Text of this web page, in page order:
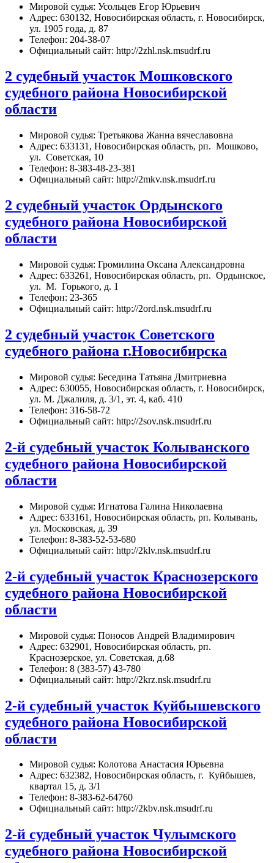
Мировой судья: Усольцев Егор Юрьевич
Адрес: 630132, Новосибирская область, г. Новосибирск,
ул. 1905 года, д. 87
Телефон: 204-38-07
Официальный сайт: http://2zhl.nsk.msudrf.ru
2 судебный участок Мошковского
судебного района Новосибирской
области
Мировой судья: Третьякова Жанна вячеславовна
Адрес: 633131, Новосибирская область, рп. Мошково,
ул. Советская, 10
Телефон: 8-383-48-23-381
Официальный сайт: http://2mkv.nsk.msudrf.ru
2 судебный участок Ордынского
судебного района Новосибирской
области
Мировой судья: Громилина Оксана Александровна
Адрес: 633261, Новосибирская область, рп. Ордынское,
ул. М. Горького, д. 1
Телефон: 23-365
Официальный сайт: http://2ord.nsk.msudrf.ru
2 судебный участок Советского
судебного района г.Новосибирска
Мировой судья: Беседина Татьяна Дмитриевна
Адрес: 630055, Новосибирская область, г. Новосибирск,
ул. М. Джалиля, д. 3/1, эт. 4, каб. 410
Телефон: 316-58-72
Официальный сайт: http://2sov.nsk.msudrf.ru
2-й судебный участок Колыванского
судебного района Новосибирской
области
Мировой судья: Игнатова Галина Николаевна
Адрес: 633161, Новосибирская область, рп. Колывань,
ул. Московская, д. 39
Телефон: 8-383-52-53-680
Официальный сайт: http://2klv.nsk.msudrf.ru
2-й судебный участок Краснозерского
судебного района Новосибирской
области
Мировой судья: Поносов Андрей Владимирович
Адрес: 632901, Новосибирская область, рп.
Краснозерское, ул. Советская, д.68
Телефон: 8 (383-57) 43-780
Официальный сайт: http://2krz.nsk.msudrf.ru
2-й судебный участок Куйбышевского
судебного района Новосибирской
области
Мировой судья: Колотова Анастасия Юрьевна
Адрес: 632382, Новосибирская область, г. Куйбышев,
квартал 15, д. 3/1
Телефон: 8-383-62-64760
Официальный сайт: http://2kbv.nsk.msudrf.ru
2-й судебный участок Чулымского
судебного района Новосибирской